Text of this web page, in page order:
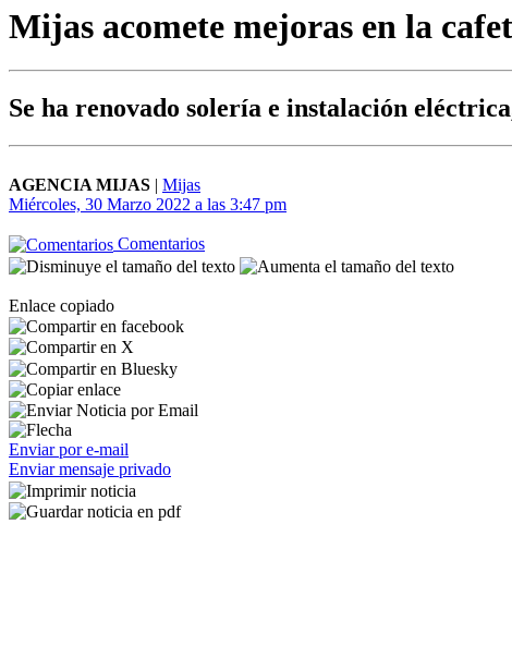
Mijas acomete mejoras en la
Se ha renovado solería e instalación
AGENCIA MIJAS | Mijas
Miércoles, 30 Marzo 2022 a las 3:47 pm
Comentarios
Enlace copiado
Enviar por e-mail
Enviar mensaje privado